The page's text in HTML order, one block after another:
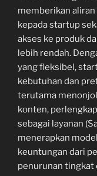
memberikan
kepada startup
akses ke produk
lebih rendah.
yang fleksibel,
kebutuhan dan
terutama
konten,
sebagai layanan
menerapkan
keuntungan dari
penurunan tingkat